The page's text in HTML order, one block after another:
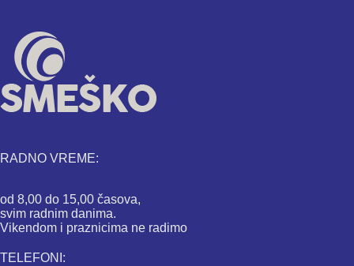
RADNO VREME:
od 8,00 do 15,00 časova,
svim radnim danima.
Vikendom i praznicima ne radimo
TELEFONI: